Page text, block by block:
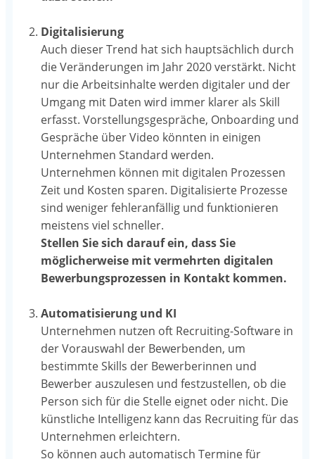
Digitalisierung
Auch dieser Trend hat sich hauptsächlich durch
die Veränderungen im Jahr 2020 verstärkt. Nicht
nur die Arbeitsinhalte werden digitaler und der
Umgang mit Daten wird immer klarer als Skill
erfasst. Vorstellungsgespräche, Onboarding und
Gespräche über Video könnten in einigen
Unternehmen Standard werden.
Unternehmen können mit digitalen Prozessen
Zeit und Kosten sparen. Digitalisierte Prozesse
sind weniger fehleranfällig und funktionieren
meistens viel schneller.
Stellen Sie sich darauf ein, dass Sie
möglicherweise mit vermehrten digitalen
Bewerbungsprozessen in Kontakt kommen.
Automatisierung und KI
Unternehmen nutzen oft Recruiting-Software in
der Vorauswahl der Bewerbenden, um
bestimmte Skills der Bewerberinnen und
Bewerber auszulesen und festzustellen, ob die
Person sich für die Stelle eignet oder nicht. Die
künstliche Intelligenz kann das Recruiting für das
Unternehmen erleichtern.
So können auch automatisch Termine für